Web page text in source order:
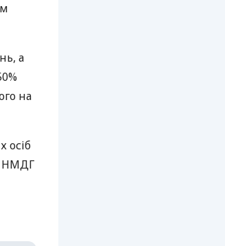
а
на
осіб
НМДГ